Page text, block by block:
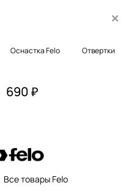
Оснастка Felo Отвертки
690 ₽
Все товары Felo